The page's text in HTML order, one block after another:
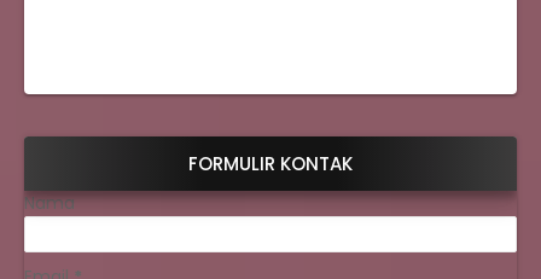
FORMULIR KONTAK
Nama